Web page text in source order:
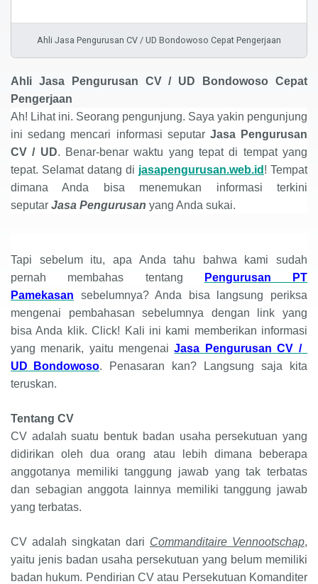
Ahli Jasa Pengurusan CV / UD Bondowoso Cepat Pengerjaan
Ahli Jasa Pengurusan CV / UD BondowosoCepat
Pengerjaan
Ah! Lihat ini. Seorang pengunjung. Saya yakin pengunjung
ini sedang mencari informasi seputar Jasa Pengurusan
CV / UD. Benar-benar waktu yang tepat di tempat yang
tepat. Selamat datang di jasapengurusan.web.id ! Tempat
dimana Anda bisa menemukan informasi terkini
seputar Jasa Pengurusan yang Anda sukai.
Tapi sebelum itu, apa Anda tahu bahwa kami sudah
pernah membahas tentang
Pengurusan PT
Pamekasan
sebelumnya? Anda bisa langsung periksa
mengenai pembahasan sebelumnya dengan link yang
bisa Anda klik. Click! Kali ini kami memberikan informasi
yang menarik, yaitu mengenaiJasa Pengurusan CV /
UD Bondowoso. Penasaran kan? Langsung saja kita
teruskan.
Tentang CV
CV adalah suatu bentuk badan usaha persekutuan yang
didirikan oleh dua orang atau lebih dimana beberapa
anggotanya memiliki tanggung jawab yang tak terbatas
dan sebagian anggota lainnya memiliki tanggung jawab
yang terbatas.
CV adalah singkatan dari Commanditaire Vennootschap,
yaitu jenis badan usaha persekutuan yang belum memiliki
badan hukum. Pendirian CV atau Persekutuan Komanditer